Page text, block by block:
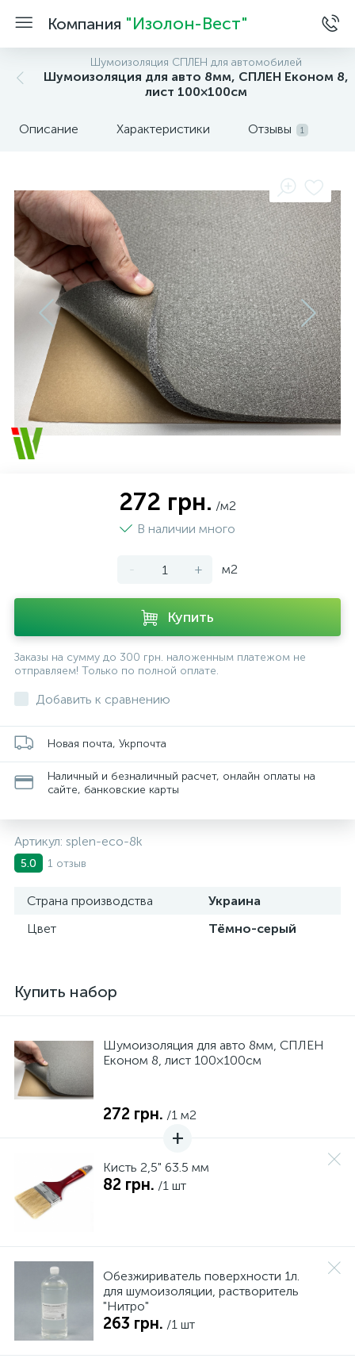
Компания "Изолон-Вест"
Шумоизоляция СПЛЕН для автомобилей
Шумоизоляция для авто 8мм, СПЛЕН Економ 8,
лист 100×100см
Описание Характеристики Отзывы 1
272 грн. /м2
В наличии много
- + м2
Купить
Заказы на сумму до 300 грн. наложенным платежом не
отправляем! Только по полной оплате.
Добавить к сравнению
Новая почта, Укрпочта
Наличный и безналичный расчет, онлайн оплаты на
сайте, банковские карты
Артикул: splen-eco-8k
5.0 1 отзыв
Страна производства
Украина
Цвет
Тёмно-серый
Купить набор
Шумоизоляция для авто 8мм, СПЛЕН
Економ 8, лист 100×100см
272 грн. /1 м2
Кисть 2,5" 63.5 мм
82 грн. /1 шт
Обезжириватель поверхности 1л.
для шумоизоляции, растворитель
"Нитро"
263 грн. /1 шт